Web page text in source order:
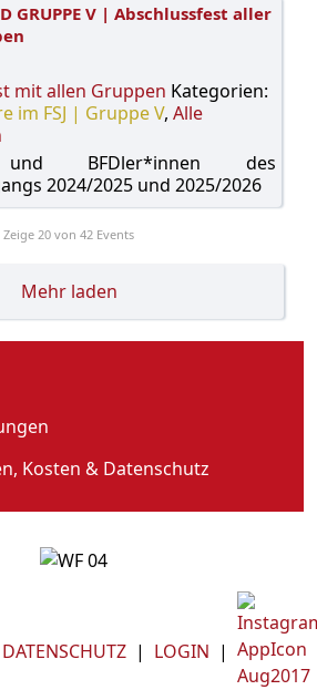
GRUPPE V | Abschlussfest aller
mit allen Gruppen Kategorien:
im FSJ | Gruppe V, Alle
und BFDler*innen des
2024/2025 und 2025/2026
Zeige 20 von 42 Events
Mehr laden
Kosten & Datenschutz
DATENSCHUTZ| LOGIN |